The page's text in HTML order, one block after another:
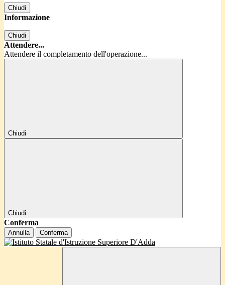
Chiudi
Informazione
Chiudi
Attendere...
Attendere il completamento dell'operazione...
Chiudi
Chiudi
Conferma
Annulla Conferma